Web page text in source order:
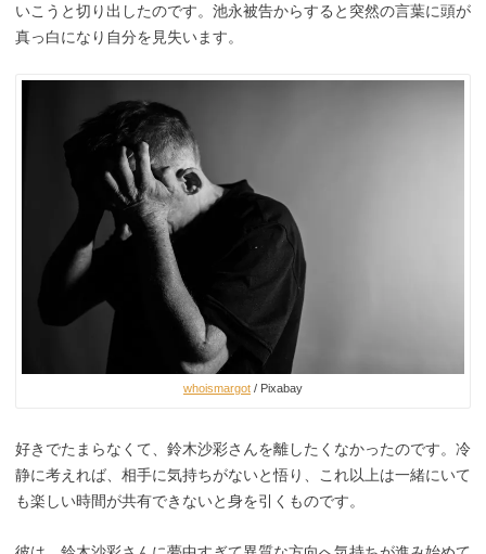
いこうと切り出したのです。池永被告からすると突然の言葉に頭が
真っ白になり自分を見失います。
whoismargot / Pixabay
好きでたまらなくて、鈴木沙彩さんを離したくなかったのです。冷
静に考えれば、相手に気持ちがないと悟り、これ以上は一緒にいて
も楽しい時間が共有できないと身を引くものです。